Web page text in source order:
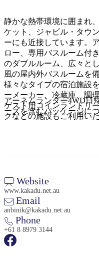
ア
ウ
ト
ド
ア
地
テ
ィ
ビ
テ
ィ
た
い
こ
と
画
す
る
計
画
ツ
ー
ル
静かな熱帯環境に囲まれ
ケット、ジャビル・タウ
ーにも近接しています。
ロー、専用バスルーム付
のダブルルーム、広々と
風の屋内外バスルームを
様々なタイプの宿泊施設
ーメーカー、冷蔵庫、調
ゲスト用コインランドリ
クなどの施設もご利用い
アーネムランダー4WD日
ーズを含むパッケージに
Website
www.kakadu.net.au
Email
anbinik@kakadu.net.au
Phone
+61 8 8979 3144